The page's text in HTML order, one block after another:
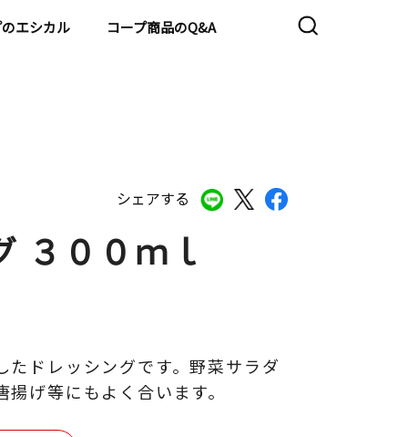
エシカル コープ商品のQ&A
シェアする
３００ｍｌ
ドレッシングです。野菜サラダ
げ等にもよく合います。